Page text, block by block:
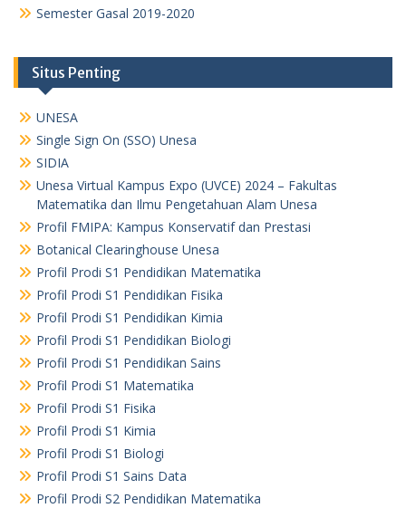
Semester Gasal 2019-2020
Situs Penting
UNESA
Single Sign On (SSO) Unesa
SIDIA
Unesa Virtual Kampus Expo (UVCE) 2024 – Fakultas
Matematika dan Ilmu Pengetahuan Alam Unesa
Profil FMIPA: Kampus Konservatif dan Prestasi
Botanical Clearinghouse Unesa
Profil Prodi S1 Pendidikan Matematika
Profil Prodi S1 Pendidikan Fisika
Profil Prodi S1 Pendidikan Kimia
Profil Prodi S1 Pendidikan Biologi
Profil Prodi S1 Pendidikan Sains
Profil Prodi S1 Matematika
Profil Prodi S1 Fisika
Profil Prodi S1 Kimia
Profil Prodi S1 Biologi
Profil Prodi S1 Sains Data
Profil Prodi S2 Pendidikan Matematika